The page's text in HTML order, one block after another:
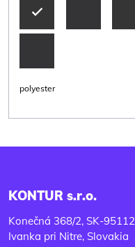
polyester
KONTUR s.r.o.
Konečná 368/2, SK-95112
Ivanka pri Nitre, Slovakia